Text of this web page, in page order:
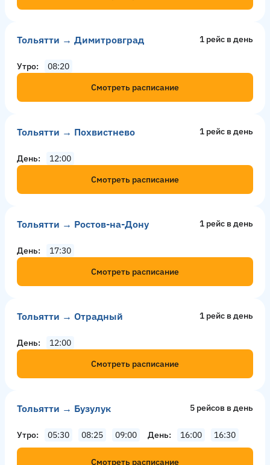
Тольятти → Димитровград 1 рейс в день
Утро
08:20
Смотреть расписание
Тольятти → Похвистнево 1 рейс в день
День
12:00
Смотреть расписание
Тольятти → Ростов-на-Дону 1 рейс в день
День
17:30
Смотреть расписание
Тольятти → Отрадный 1 рейс в день
День
12:00
Смотреть расписание
Тольятти → Бузулук 5 рейсов в день
Утро 05:30 08:25 09:00 День 16:00 16:30
Смотреть расписание